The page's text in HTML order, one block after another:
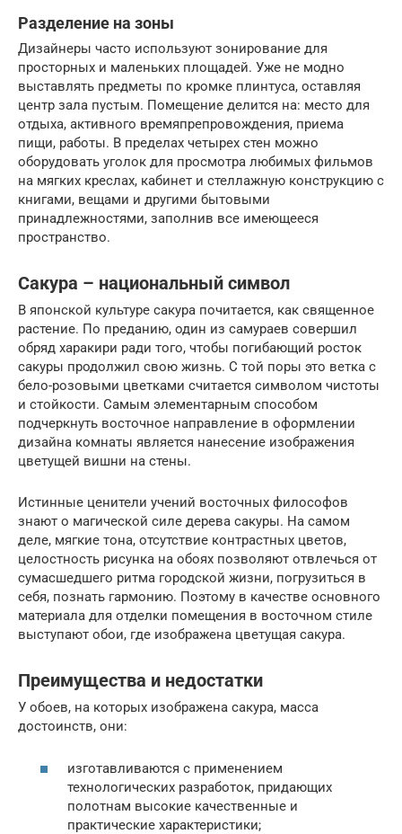
Разделение на зоны
Дизайнеры часто используют зонирование для
просторных и маленьких площадей. Уже не модно
выставлять предметы по кромке плинтуса, оставляя
центр зала пустым. Помещение делится на: место для
отдыха, активного времяпрепровождения, приема
пищи, работы. В пределах четырех стен можно
оборудовать уголок для просмотра любимых фильмов
на мягких креслах, кабинет и стеллажную конструкцию с
книгами, вещами и другими бытовыми
принадлежностями, заполнив все имеющееся
пространство.
Сакура – национальный символ
В японской культуре сакура почитается, как священное
растение. По преданию, один из самураев совершил
обряд харакири ради того, чтобы погибающий росток
сакуры продолжил свою жизнь. С той поры это ветка с
бело-розовыми цветками считается символом чистоты
и стойкости. Самым элементарным способом
подчеркнуть восточное направление в оформлении
дизайна комнаты является нанесение изображения
цветущей вишни на стены.
Истинные ценители учений восточных философов
знают о магической силе дерева сакуры. На самом
деле, мягкие тона, отсутствие контрастных цветов,
целостность рисунка на обоях позволяют отвлечься от
сумасшедшего ритма городской жизни, погрузиться в
себя, познать гармонию. Поэтому в качестве основного
материала для отделки помещения в восточном стиле
выступают обои, где изображена цветущая сакура.
Преимущества и недостатки
У обоев, на которых изображена сакура, масса
достоинств, они:
изготавливаются с применением
технологических разработок, придающих
полотнам высокие качественные и
практические характеристики;